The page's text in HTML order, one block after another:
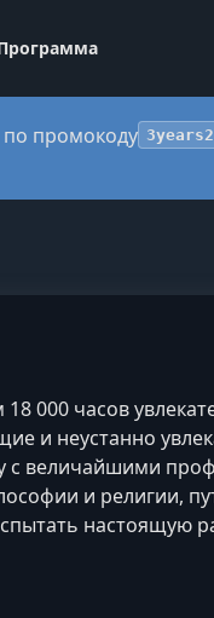
по промокоду
000 часов
и неустанно
с величайшими
и религии,
настоящую